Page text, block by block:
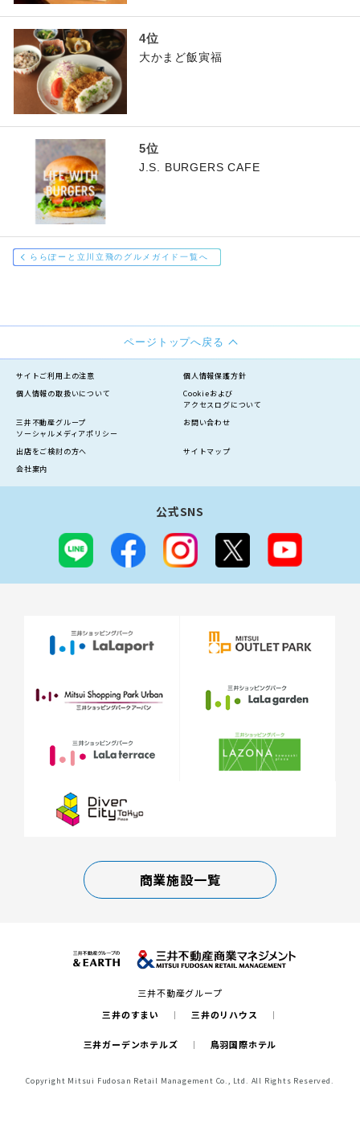
大かまど飯寅福
J.S. BURGERS CAFE
ららぽーと立川立飛のグルメガイド一覧へ
ページトップへ戻る
サイトご利用上の注意
個人情報保護方針
個人情報の取扱いについて
Cookieおよび
アクセスログについて
三井不動産グループ
ソーシャルメディアポリシー
お問い合わせ
出店をご検討の方へ
サイトマップ
会社案内
公式SNS
商業施設一覧
三井不動産グループ
三井のすまい
三井のリハウス
三井ガーデンホテルズ 鳥羽国際ホテル
Copyright Mitsui Fudosan Retail Management Co., Ltd. All Rights Reserved.